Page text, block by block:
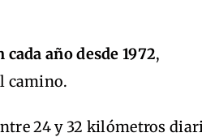
año desde 1972,
camino.
24 y 32 kilómetros